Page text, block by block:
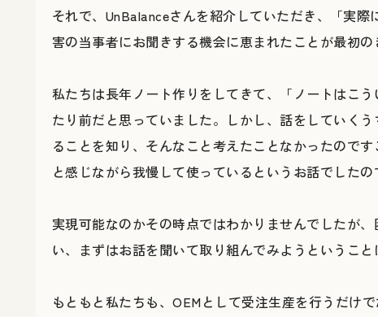
それで、UnBalanceさんを紹介していただき、「実
害の当事者にお聞きする機会に恵まれたことが最初の
私たちは長年ノート作りをしてきて、「ノートはこ
たり前だと思っていました。しかし、話をしていく
ることを知り、そんなこと考えたことなかったので
と感じながら我慢して使っているというお話でした
実現可能なのかその時点ではわかりませんでしたが
い、まずはお話を聞いて取り組んでみようということ
もともと私たちも、OEMとして受注生産を行うだけ